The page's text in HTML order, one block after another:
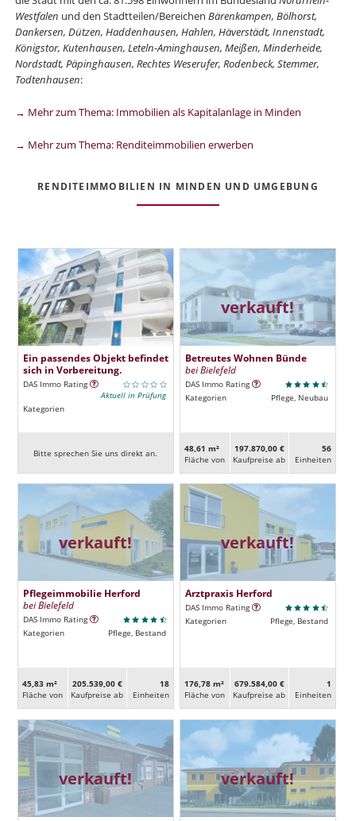
Westfalen und den Stadtteilen/Bereichen Bärenkampen, Bölhorst,
Dankersen, Dützen, Haddenhausen, Hahlen, Häverstädt, Innenstadt,
Königstor, Kutenhausen, Leteln-Aminghausen, Meißen, Minderheide,
Nordstadt, Päpinghausen, Rechtes Weserufer, Rodenbeck, Stemmer,
Todtenhausen:
→ Mehr zum Thema: Immobilien als Kapitalanlage in Minden
→ Mehr zum Thema: Renditeimmobilien erwerben
RENDITEIMMOBILIEN IN MINDEN UND UMGEBUNG
Ein passendes Objekt befindet
sich in Vorbereitung.
DAS Immo Rating
Aktuell in Prüfung
Kategorien
Bitte sprechen Sie uns direkt an.
verkauft!
Betreutes Wohnen Bünde
bei Bielefeld
DAS Immo Rating
Kategorien
Pflege, Neubau
48,61 m²
Fläche von
197.870,00 €
Kaufpreise ab
56
Ein­heiten
verkauft!
Pflegeimmobilie Herford
bei Bielefeld
DAS Immo Rating
Kategorien
Pflege, Bestand
45,83 m²
Fläche von
205.539,00 €
Kaufpreise ab
18
Ein­heiten
verkauft!
Arztpraxis Herford
DAS Immo Rating
Kategorien
Pflege, Bestand
176,78 m²
Fläche von
679.584,00 €
Kaufpreise ab
1
Ein­heiten
verkauft! verkauft!